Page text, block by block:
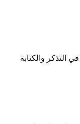
في التذكر والكتابة